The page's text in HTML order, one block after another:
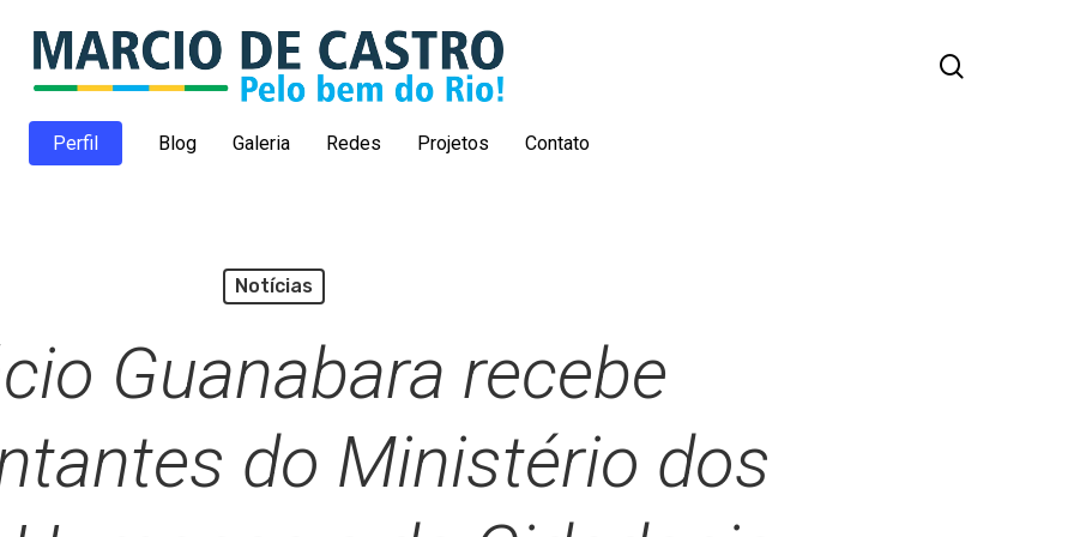
Perfil Blog Galeria Redes Projetos Contato
Notícias
Guanabara recebe
do Ministério dos